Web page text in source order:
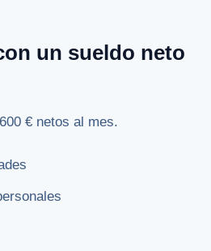
un sueldo neto
€ netos al mes.